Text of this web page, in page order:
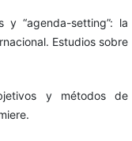
y “agenda-setting”: la
Estudios sobre
y métodos de